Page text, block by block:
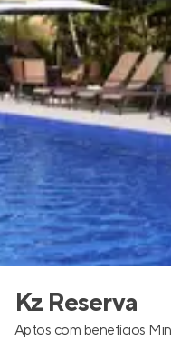
Kz Reserva
Aptos com benefícios